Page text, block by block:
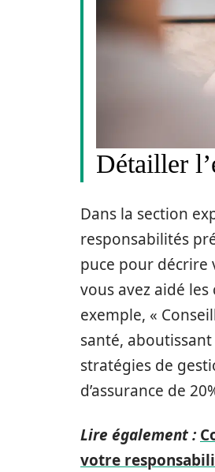
Détailler
Dans la section
responsabilités
puce pour décrire
vous avez aidé
exemple, «
santé,
stratégies de
d’assurance de
Lire également :
votre